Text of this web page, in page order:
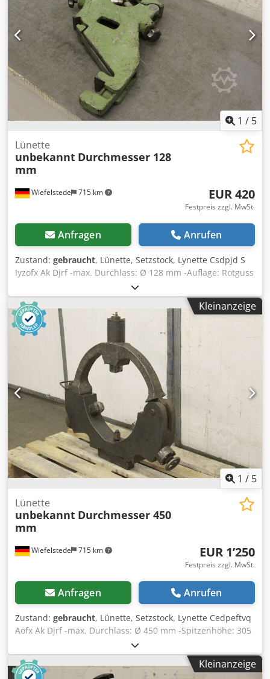
1 / 5
Wiefelstede 715 km
Lünette
unbekannt Durchmesser 128
mm
EUR 420
Festpreis zzgl. MwSt.
Anfragen Anrufen
Zustand: gebraucht, Lünette, Setzstock, Lynette Csdpjd S
Iyzofx Ak Djrf -max. Durchlass: Ø 128 mm -Auflage: Rotguss
-Abmessungen: 500/85/H740 mm -Gewicht: 35 kg
Kleinanzeige
1 / 5
Wiefelstede 715 km
Lünette
unbekannt Durchmesser 450
mm
EUR 1’250
Festpreis zzgl. MwSt.
Anfragen Anrufen
Zustand: gebraucht, Lünette, Setzstock, Lynette Cedpeftvq
Aofx Ak Djrf -max. Durchlass: Ø 450 mm -Spitzenhöhe: 305
mm -Auflage: Kugellager -technische Zeichnung: bei den
Fotos -Abmessungen: 880/100/H870 mm -Gewicht: 169 kg
Kleinanzeige